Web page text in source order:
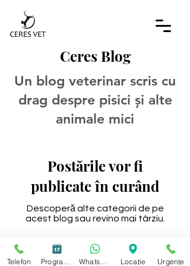
Ceres Blog
Un blog veterinar scris cu
drag despre pisici și alte
animale mici
Postările vor fi
publicate în curând
Descoperă alte categorii de pe
acest blog sau revino mai târziu.
Telefon Locație Urgențe